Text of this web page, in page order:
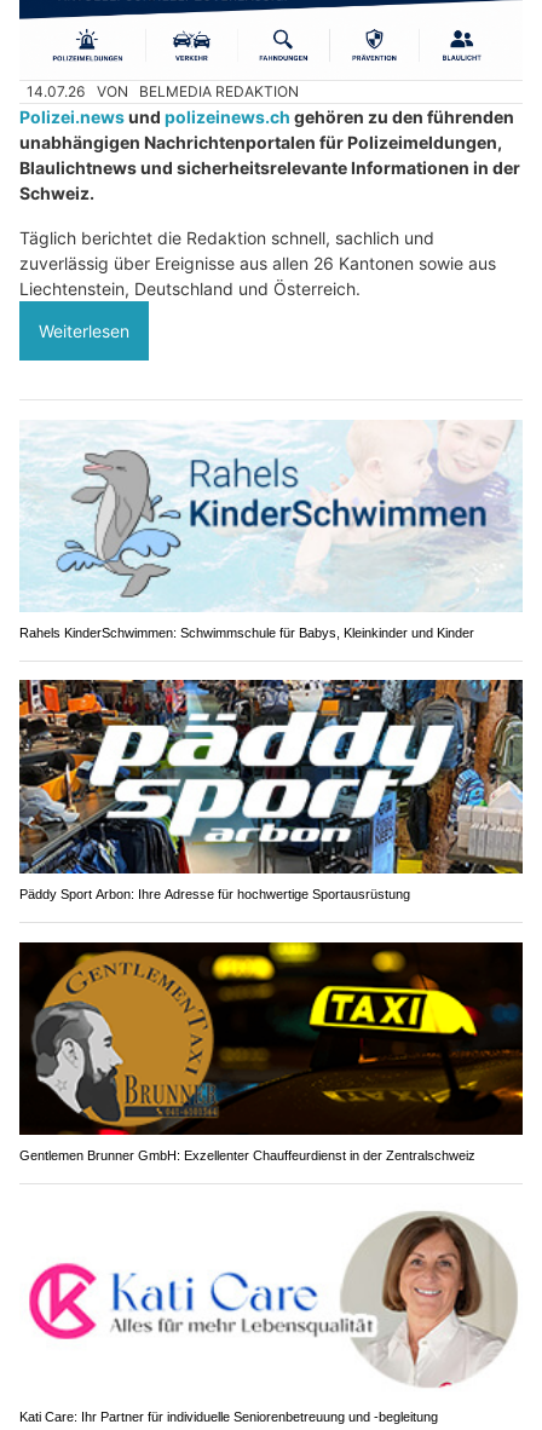
14.07.26 VON BELMEDIA REDAKTION
Polizei.newsund polizeinews.ch gehören zu den führenden
unabhängigen Nachrichtenportalen für Polizeimeldungen,
Blaulichtnews und sicherheitsrelevante Informationen in der
Schweiz.
Täglich berichtet die Redaktion schnell, sachlich und
zuverlässig über Ereignisse aus allen 26 Kantonen sowie aus
Liechtenstein, Deutschland und Österreich.
Weiterlesen
Rahels KinderSchwimmen: Schwimmschule für Babys, Kleinkinder und Kinder
Päddy Sport Arbon: Ihre Adresse für hochwertige Sportausrüstung
Gentlemen Brunner GmbH: Exzellenter Chauffeurdienst in der Zentralschweiz
Kati Care: Ihr Partner für individuelle Seniorenbetreuung und -begleitung